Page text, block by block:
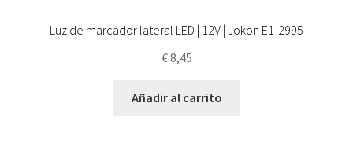
Luz de marcador lateral LED | 12V | Jokon E1-2995
€8,45
Añadir al carrito